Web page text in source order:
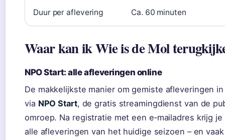
Duur per aflevering Ca. 60 minuten
Waar kan ik Wie is de Mol
NPO Start: alle afleveringen online
De makkelijkste manier om gemiste afleveringen
via NPO Start, de gratis streamingdienst van de
omroep. Na registratie met een e‑mailadres krijg
alle afleveringen van het huidige seizoen – en